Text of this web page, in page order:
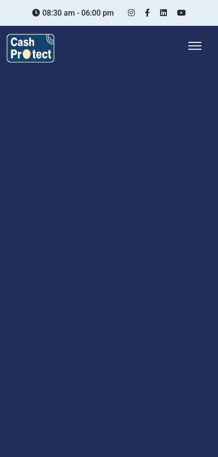
08:30 am - 06:00 pm